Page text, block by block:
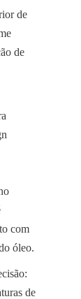
de
de
com
óleo.
de